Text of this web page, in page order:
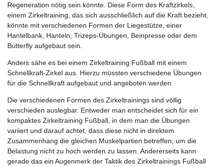
Regeneration nötig sein könnte. Diese Form des Kraftzirkels,
einem Zirkeltraining, das sich ausschließlich auf die Kraft bezieht,
könnte mit verschiedenen Formen der Liegestütze, einer
Hantelbank, Hanteln, Trizeps-Übungen, Beinpresse oder dem
Butterfly aufgebaut sein.
Anders sähe es bei einem Zirkeltraining Fußball mit einem
Schnellkraft-Zirkel aus. Hierzu müssten verschiedene Übungen
für die Schnellkraft aufgebaut und angeboten werden.
Die verschiedenen Formen des Zirkeltrainings sind völlig
verschieden auslegbar. Entweder man entscheidet sich für ein
kompaktes Zirkeltraining Fußball, in dem man die Übungen
variiert und darauf achtet, dass diese nicht in direktem
Zusammenhang die gleichen Muskelpartien betreffen, um die
Belastung nicht zu hoch werden zu lassen. Andererseits kann
gerade das ein Augenmerk der Taktik des Zirkeltrainings Fußball